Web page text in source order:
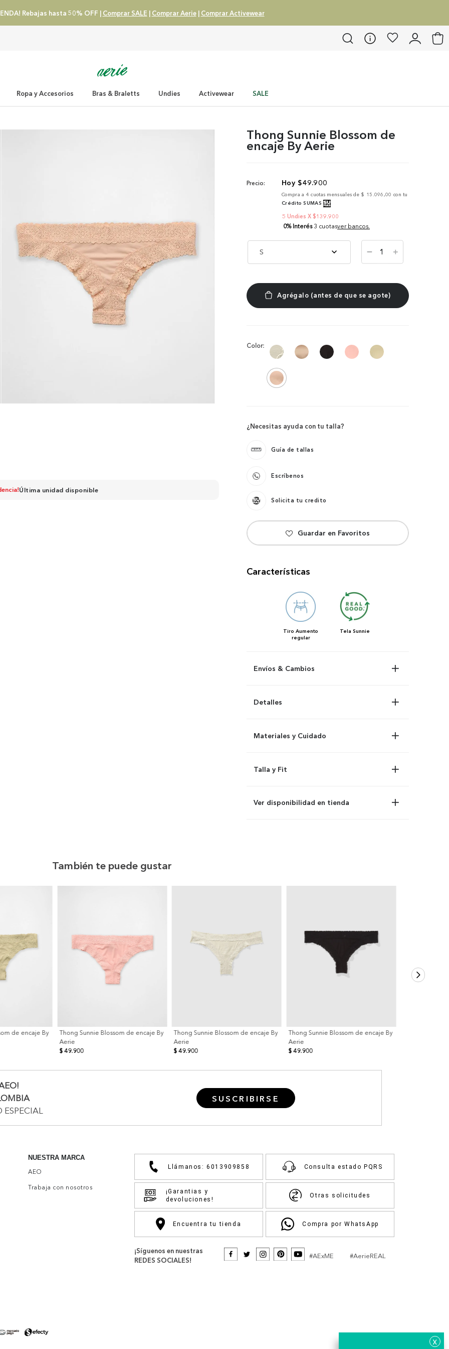
Rebajas hasta 50% OFF | Comprar SALE | Comprar Aerie| Comprar Activewear
Ropa y Accesorios Bras & Braletts Undies Activewear SALE
x
Última unidad disponible
Thong Sunnie Blossom de
encaje By Aerie
Precio: $49.900
Compra a 4 cuotas mensuales de $ 15.096,00 con tu
Crédito SUMAS
5 Undies X $139.900
0% Interés 3 cuotasver bancos.
S ＋
－
Color:
¿Necesitas ayuda con tu talla?
Guía de tallas
Escríbenos
Solicita tu credito
Características
Tiro Aumento
regular
Tela Sunnie
Envíos & Cambios
Detalles
Materiales y Cuidado
Talla y Fit
Ver disponibilidad en tienda
También te puede gustar
de encaje By
Thong Sunnie Blossom de encaje By
Aerie
$ 49.900
Thong Sunnie Blossom de encaje By
Aerie
$ 49.900
Thong Sunnie Blossom de encaje By
Aerie
$ 49.900
ESPECIAL
SUSCRIBIRSE
NUESTRA MARCA
AEO
Trabaja con nosotros
Llámanos: 6013909858 Consulta estado PQRS
¡Garantias y
devoluciones!
Otras solicitudes
Encuentra tu tienda Compra por WhatsApp
¡Síguenos en nuestras
REDES SOCIALES!
#AExME #AerieREAL